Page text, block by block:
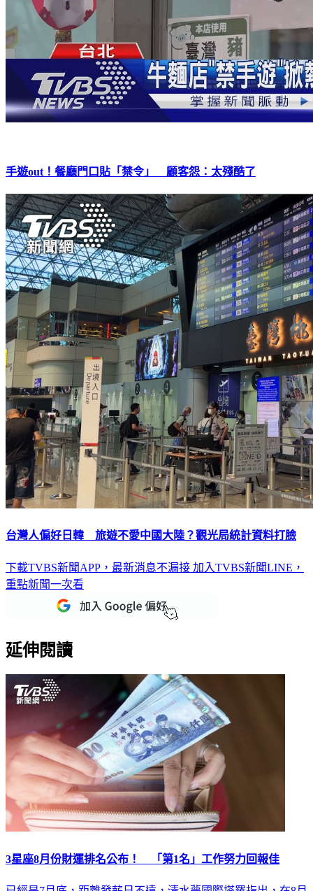
手遊out！餐廳門口貼「禁令」 顧客怨：太殘酷了
台灣人偏好日韓 旅遊不愛中國大陸？觀光局統計資料打臉
下載TVBS新聞APP，最新消息不漏接 加入TVBS新聞LINE，
重點新聞一次看
延伸閱讀
3星座8月份財運排名公布！ 「第1名」工作努力回報佳